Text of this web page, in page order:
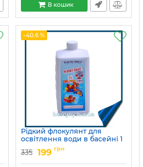
В кошик
-40.6 %
Рідкий флокулянт для
освітлення води в басейні 1
Артикул: 15049704
335 199 грн